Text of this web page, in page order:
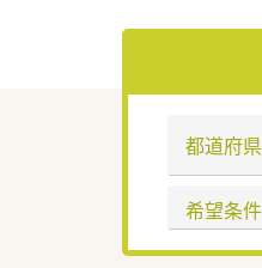
都道府県
希望条件